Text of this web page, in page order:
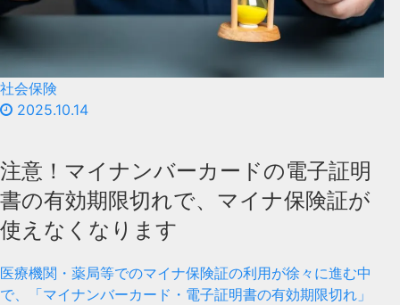
社会保険
2025.10.14
注意！マイナンバーカードの電子証明
書の有効期限切れで、マイナ保険証が
使えなくなります
医療機関・薬局等でのマイナ保険証の利用が徐々に進む中
で、「マイナンバーカード・電子証明書の有効期限切れ」